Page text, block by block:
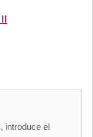
introduce el